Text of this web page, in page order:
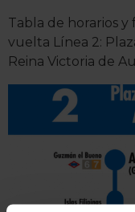
Tabla de horarios
vuelta Línea 2:
Reina Victoria de